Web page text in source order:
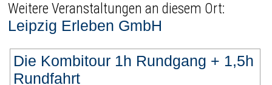
Weitere Veranstaltungen an diesem Ort:
Leipzig Erleben GmbH
Die Kombitour 1h Rundgang + 1,5h
Rundfahrt